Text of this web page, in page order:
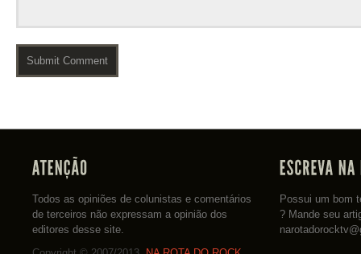
Todos as opiniões de colunistas e comentários
de terceiros não expressam a opinião dos
editores desse site.
Possui um bom
? Mande seu